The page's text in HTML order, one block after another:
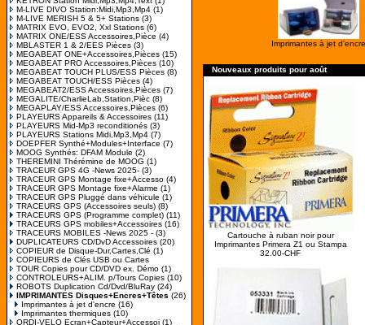
M-LIVE DIVO Station:Midi,Mp3,Mp4 (1)
M-LIVE MERISH 5 & 5+ Stations (3)
MATRIX EVO, EVO2, Xxl Stations (6)
MATRIX ONE/ESS Accessoires,Pièce (4)
MBLASTER 1 & 2/EES Pièces (3)
MEGABEAT ONE+Accessoires,Pièces (15)
MEGABEAT PRO Accessoires,Pièces (10)
MEGABEAT TOUCH PLUS/ESS Pièces (8)
MEGABEAT TOUCH/ESS Pièces (4)
MEGABEAT2/ESS Accessoires,Pièces (7)
MEGALITE/CharlieLab,Station,Pièc (8)
MEGAPLAY/ESS Accessoires,Pièces (6)
PLAYEURS Appareils & Accessoires (11)
PLAYEURS Mid-Mp3 reconditionés (3)
PLAYEURS Stations Midi,Mp3,Mp4 (7)
DOEPFER Synthé+Modules+Interface (7)
MOOG Synthés: DFAM Module (2)
THEREMINI Thérémine de MOOG (1)
TRACEUR GPS 4G -News 2025- (3)
TRACEUR GPS Montage fixe+Accesso (4)
TRACEUR GPS Montage fixe+Alarme (1)
TRACEUR GPS Pluggé dans véhicule (1)
TRACEURS GPS (Accessoires seuls) (8)
TRACEURS GPS (Programme complet) (11)
TRACEURS GPS mobiles+Accessoires (16)
TRACEURS MOBILES -News 2025 - (3)
DUPLICATEURS CD/DvD Accessoires (20)
COPIEUR de Disque-Dur,Cartes,Clé (1)
COPIEURS de Clés USB ou Cartes
TOUR Copies pour CD/DVD ex. Démo (1)
CONTROLEURS+ALIM. p/Tours Copies (10)
ROBOTS Duplication Cd/Dvd/BluRay (24)
IMPRIMANTES Disques+Encres+Têtes (26)
Imprimantes à jet d'encre (16)
Imprimantes thermiques (10)
ORDI-VELO Ecran+Capteur+Accessoi (1)
Imprimantes à jet d'encre
Nouveaux produits pour août
Cartouche à ruban noir pour
Imprimantes Primera Z1 ou Stampa
32.00-CHF